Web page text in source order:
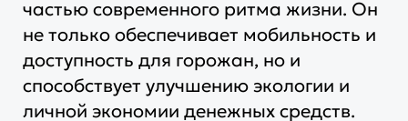
частью современного ритма жизни. Он
не только обеспечивает мобильность и
доступность для горожан, но и
способствует улучшению экологии и
личной экономии денежных средств.